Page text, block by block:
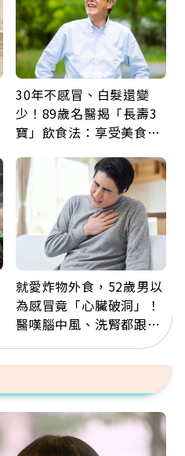
30年不感冒、白髮還變
少！89歲名醫揭「長壽3
寶」飲食法：享受美食不
就愛炸物外食，52歲男以
為感冒竟「心臟破洞」！
醫嘆腦中風、洗腎都跟它
有關：4警訊是心臟在呼
救